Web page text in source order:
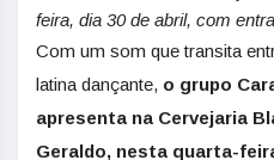
feira, dia 30 de abril, com
Com um som que transita
latina dançante, o grupo
apresenta na Cervejaria
Geraldo, nesta quarta-